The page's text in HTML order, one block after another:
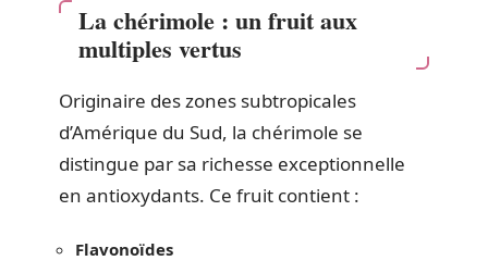
La chérimole : un fruit aux
multiples vertus
Originaire des zones subtropicales
d’Amérique du Sud, la chérimole se
distingue par sa richesse exceptionnelle
en antioxydants. Ce fruit contient :
Flavonoïdes